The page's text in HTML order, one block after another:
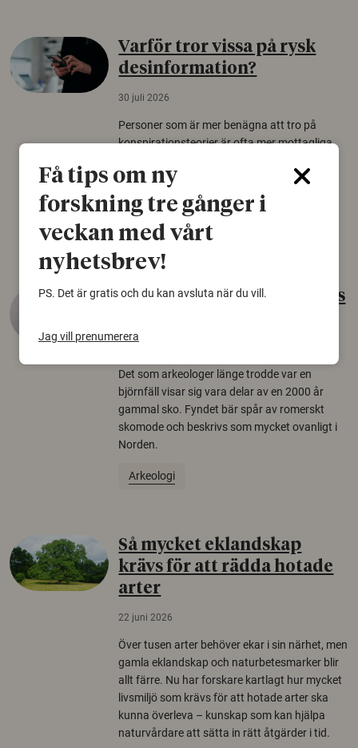
Varför tror vissa på rysk
desinformation?
30 juli 2026
Personer som är mer benägna att tro på
konspirationsteorier är ofta mer mottagliga
från Försvarshögskolan med deltagare i fyra
europeiska länder.
Säkerhetspolitik
Gammalt skinn var Sveriges
Det som arkeologer länge trodde var en
björnfäll visar sig vara delar av en 2000 år
gammal sko. Fyndet bär spår av romerskt
skomode och beskrivs som mycket ovanligt i
Norden.
Arkeologi
Så mycket eklandskap
krävs för att rädda hotade
arter
22 juni 2026
Över tusen arter behöver ekar i sin närhet, men
gamla eklandskap och naturbetesmarker blir
allt färre. Nu har forskare kartlagt hur mycket
livsmiljö som krävs för att hotade arter ska
kunna överleva – kunskap som kan hjälpa
naturvårdare att sätta in rätt åtgärder i tid.
Få tips om ny
forskning tre gånger i
veckan med vårt
nyhetsbrev!
PS. Det är gratis och du kan avsluta när du vill.
Jag vill prenumerera